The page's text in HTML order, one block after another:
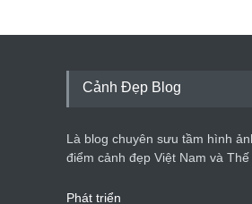
Bán đảo Sơn
dân dã ở Sài Gòn
Cảnh đẹp Việt Nam
Cảnh Đẹp Blog
Là blog chuyên sưu tầm hình
điểm cảnh đẹp Việt Nam và
Phát triển